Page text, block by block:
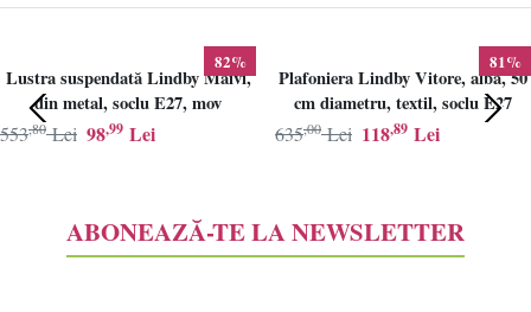
82%
Lustra suspendată Lindby Maivi,
din metal, soclu E27, mov
98,99 Lei
553,80 Lei
81%
Plafoniera Lindby Vitore, alba, 50
cm diametru, textil, soclu E27
118,89 Lei
635,00 Lei
ABONEAZĂ-TE LA NEWSLETTER